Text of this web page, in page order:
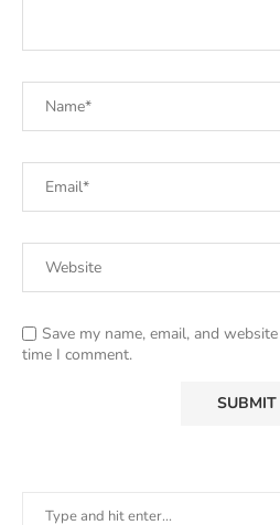
Save my name, email, and
time I comment.